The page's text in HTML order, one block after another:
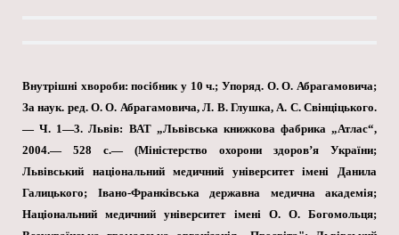
Внутрішні хвороби: посібник у 10 ч.; Упоряд. О. О. Абрагамовича;
За наук. ред. О. О. Абрагамовича, Л. В. Глушка, А. С. Свінціцького.
— Ч. 1—3. Львів: ВАТ „Львівська книжкова фабрика „Атлас“,
2004.— 528 с.— (Міністерство охорони здоров’я України;
Львівський національний медичний університет імені Данила
Галицького; Івано-Франківська державна медична академія;
Національний медичний університет імені О. О. Богомольця;